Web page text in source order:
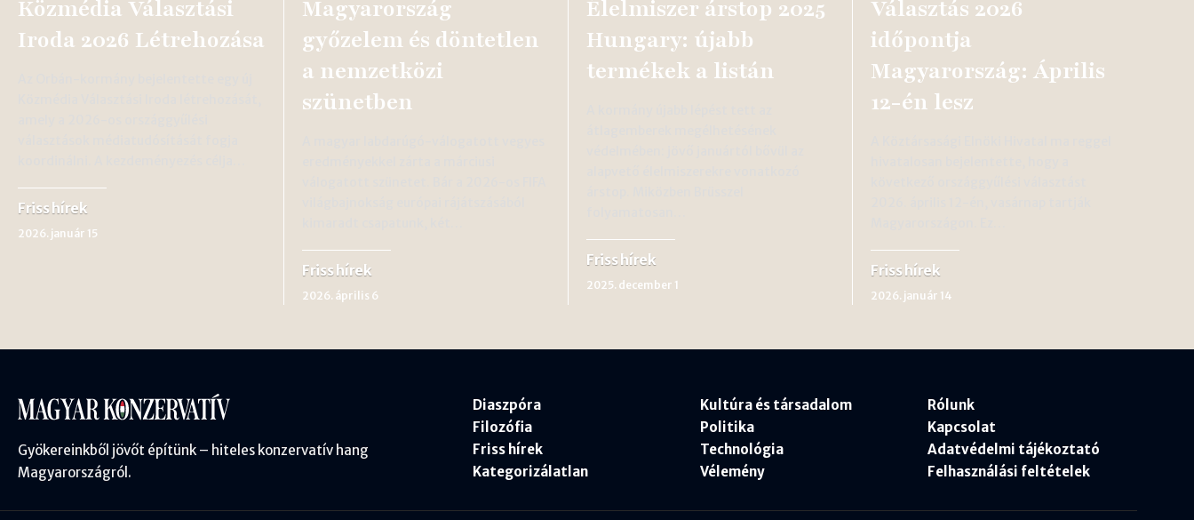
Közmédia Választási
Iroda 2026 Létrehozása
Friss hírek
2026. január 15
Magyarország
győzelem és döntetlen
a nemzetközi
szünetben
Friss hírek
2026. április 6
Élelmiszer árstop 2025
Hungary: újabb
termékek a listán
Friss hírek
2025. december 1
Választás 2026
időpontja
Magyarország: Április
12-én lesz
Friss hírek
2026. január 14
Gyökereinkből jövőt építünk – hiteles konzervatív hang
Magyarországról.
Diaszpóra
Filozófia
Friss hírek
Kategorizálatlan
Kultúra és társadalom
Politika
Technológia
Vélemény
Rólunk
Kapcsolat
Adatvédelmi tájékoztató
Felhasználási feltételek